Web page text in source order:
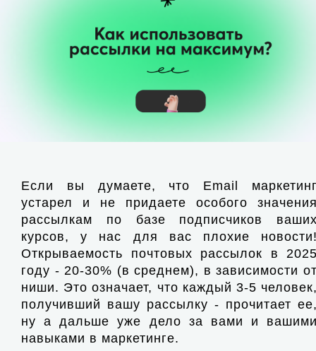
Если вы думаете, что Email
устарел и не придаете особого
рассылкам по базе подписчиков
курсов, у нас для вас плохие
Открываемость почтовых рассылок в
году - 20-30% (в среднем), в зависимости
ниши. Это означает, что каждый 3-5
получивший вашу рассылку - прочитает
ну а дальше уже дело за вами и
навыками в маркетинге.